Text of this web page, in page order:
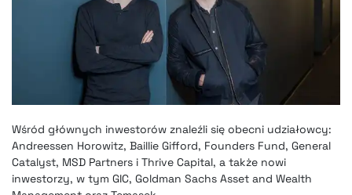
Wśród głównych inwestorów znaleźli się obecni udziałowcy:
Andreessen Horowitz, Baillie Gifford, Founders Fund, General
Catalyst, MSD Partners i Thrive Capital, a także nowi
inwestorzy, w tym GIC, Goldman Sachs Asset and Wealth